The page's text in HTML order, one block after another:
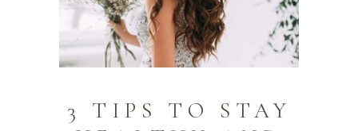
3 TIPS TO STAY